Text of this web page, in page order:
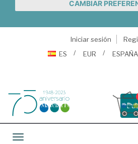
CAMBIAR
Iniciar sesión
ES
EUR
Toggle navigation